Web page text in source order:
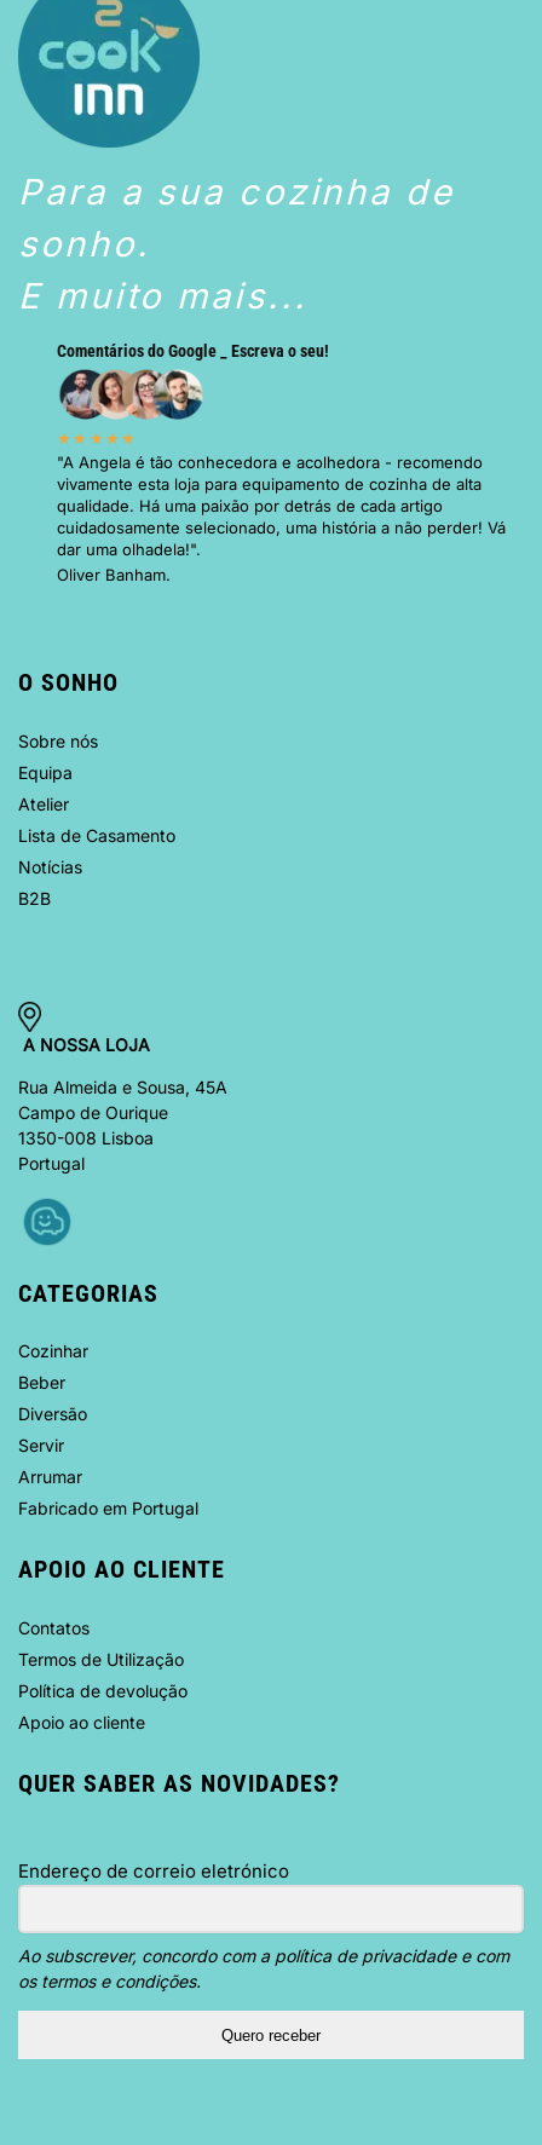
Para a sua cozinha de
sonho.
E muito mais...
Comentários do Google _ Escreva o seu!
★★★★★
"A Angela é tão conhecedora e acolhedora - recomendo
vivamente esta loja para equipamento de cozinha de alta
qualidade. Há uma paixão por detrás de cada artigo
cuidadosamente selecionado, uma história a não perder! Vá
dar uma olhadela!".
Oliver Banham.
O SONHO
Sobre nós
Equipa
Atelier
Lista de Casamento
Notícias
B2B
A NOSSA LOJA
Rua Almeida e Sousa, 45A
Campo de Ourique
1350-008 Lisboa
Portugal
CATEGORIAS
Cozinhar
Beber
Diversão
Servir
Arrumar
Fabricado em Portugal
APOIO AO CLIENTE
Contatos
Termos de Utilização
Política de devolução
Apoio ao cliente
QUER SABER AS NOVIDADES?
Endereço de correio eletrónico
Ao subscrever, concordo com a política de privacidade e com
os termos e condições.
Quero receber